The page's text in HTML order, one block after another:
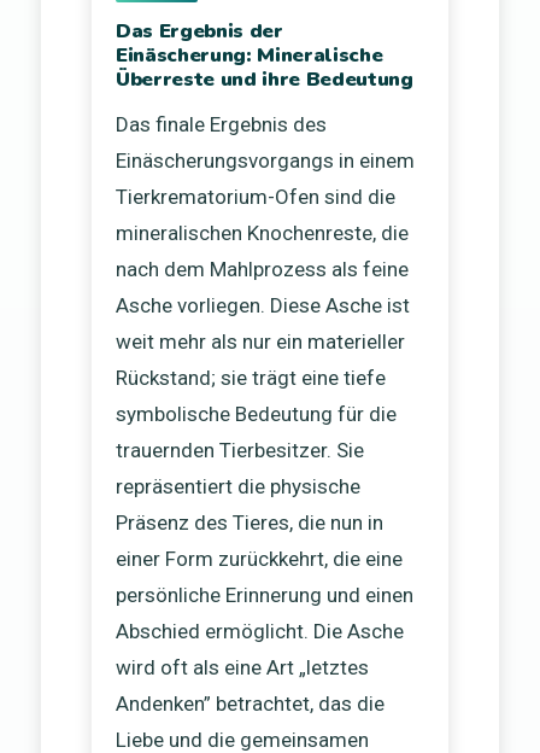
Das Ergebnis der
Einäscherung: Mineralische
Überreste und ihre Bedeutung
Das finale Ergebnis des
Einäscherungsvorgangs in einem
Tierkrematorium-Ofen sind die
mineralischen Knochenreste, die
nach dem Mahlprozess als feine
Asche vorliegen. Diese Asche ist
weit mehr als nur ein materieller
Rückstand; sie trägt eine tiefe
symbolische Bedeutung für die
trauernden Tierbesitzer. Sie
repräsentiert die physische
Präsenz des Tieres, die nun in
einer Form zurückkehrt, die eine
persönliche Erinnerung und einen
Abschied ermöglicht. Die Asche
wird oft als eine Art „letztes
Andenken” betrachtet, das die
Liebe und die gemeinsamen